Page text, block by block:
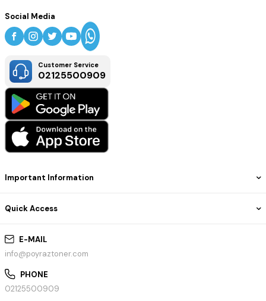
E-MAIL
info@poyraztoner.com
PHONE
02125500909
Important Information
Quick Access
Social Media
Customer Service
02125500909